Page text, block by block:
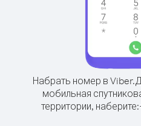
Набрать номер в Viber.
мобильная
территории, наберите: